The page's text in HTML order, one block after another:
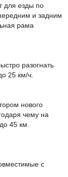
для езды по
и задним
рама
разогнать
25 км/ч.
нового
чему на
45 км.
с